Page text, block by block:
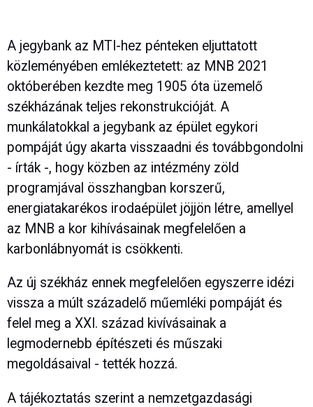
A jegybank az MTI-hez pénteken eljuttatott
közleményében emlékeztetett: az MNB 2021
októberében kezdte meg 1905 óta üzemelő
székházának teljes rekonstrukcióját. A
munkálatokkal a jegybank az épület egykori
pompáját úgy akarta visszaadni és továbbgondolni
- írták -, hogy közben az intézmény zöld
programjával összhangban korszerű,
energiatakarékos irodaépület jöjjön létre, amellyel
az MNB a kor kihívásainak megfelelően a
karbonlábnyomát is csökkenti.
Az új székház ennek megfelelően egyszerre idézi
vissza a múlt századelő műemléki pompáját és
felel meg a XXI. század kivívásainak a
legmodernebb építészeti és műszaki
megoldásaival - tették hozzá.
A tájékoztatás szerint a nemzetgazdasági